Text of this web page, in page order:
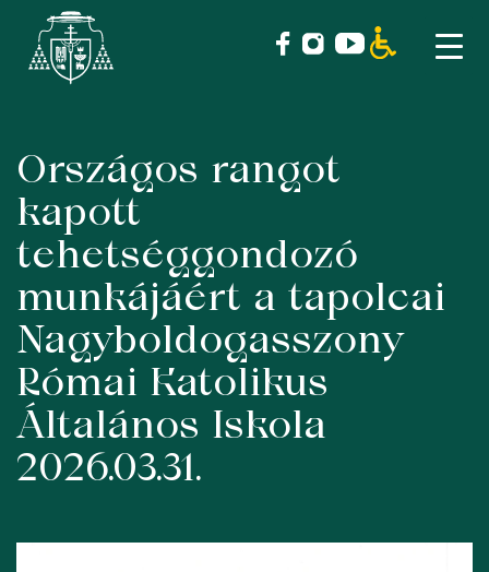
Skip
content
Országos rangot
kapott
tehetséggondozó
munkájáért a tapolcai
Nagyboldogasszony
Római Katolikus
Általános Iskola
2026.03.31.